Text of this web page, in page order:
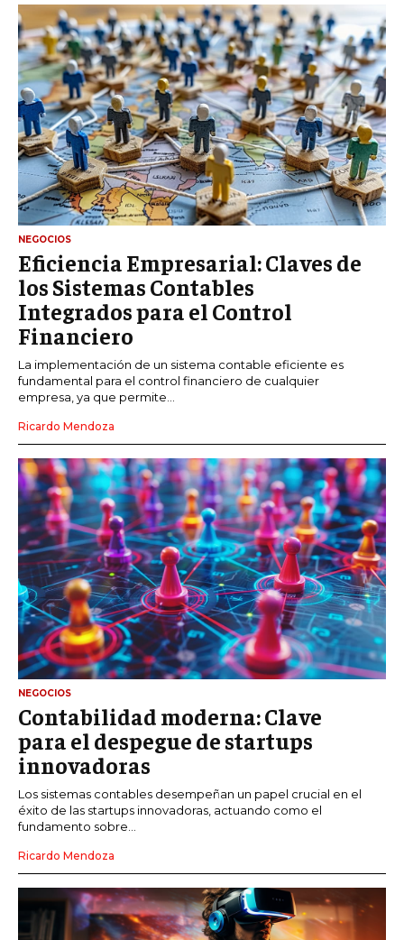
NEGOCIOS
Eficiencia Empresarial: Claves de
los Sistemas Contables
Integrados para el Control
Financiero
La implementación de un sistema contable eficiente es
fundamental para el control financiero de cualquier
empresa, ya que permite...
Ricardo Mendoza
NEGOCIOS
Contabilidad moderna: Clave
para el despegue de startups
innovadoras
Los sistemas contables desempeñan un papel crucial en el
éxito de las startups innovadoras, actuando como el
fundamento sobre...
Ricardo Mendoza